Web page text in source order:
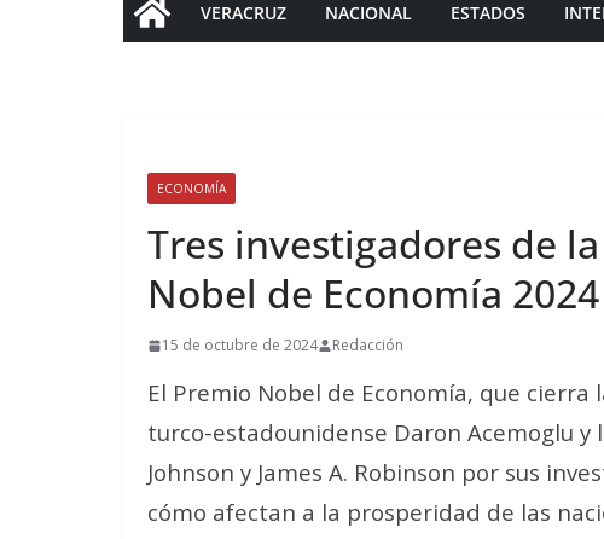
VERACRUZ NACIONAL ESTADOS
ECONOMÍA
Tres investigadores de
Nobel de Economía 2024
15 de octubre de 2024 Redacción
El Premio Nobel de Economía, que
turco-estadounidense Daron Acemoglu
Johnson y James A. Robinson por sus
cómo afectan a la prosperidad de las